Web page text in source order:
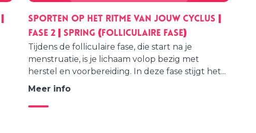
Sporten op het ritme van jouw cyclus |
Fase 2 | SPRING (Folliculaire fase)
Tijdens de folliculaire fase, die start na je
menstruatie, is je lichaam volop bezig met
herstel en voorbereiding. In deze fase stijgt het...
Meer info